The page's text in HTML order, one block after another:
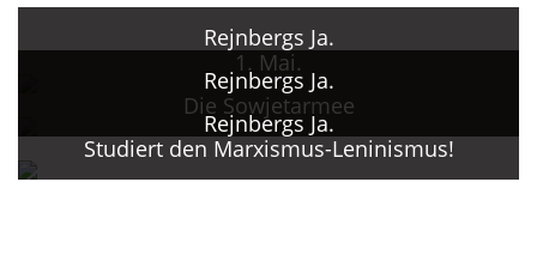
Künstlerverbands der UdSSR.
1974, 1982, 1985 Ehrenurkunde des
Plakatwettbewerbs der Republiken.
1985 Träger des Staatspreises der
Lettischen Republik.
Rejnbergs Ja.
1. Mai.
Rejnbergs Ja.
Die Sowjetarmee
Rejnbergs Ja.
Studiert den Marxismus-Leninismus!